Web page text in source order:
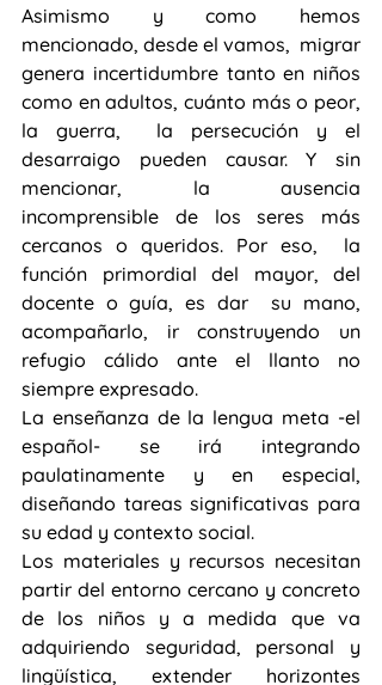
Asimismo y como hemos
mencionado, desde el vamos,  migrar
genera incertidumbre tanto en niños
como en adultos, cuánto más o peor,
la guerra,  la persecución y el
desarraigo pueden causar. Y sin
mencionar, la ausencia
incomprensible de los seres más
cercanos o queridos. Por eso,  la
función primordial del mayor, del
docente o guía, es dar  su mano,
acompañarlo, ir construyendo un
refugio cálido ante el llanto no
siempre expresado.
La enseñanza de la lengua meta -el
español- se irá integrando
paulatinamente y en especial,
diseñando tareas significativas para
su edad y contexto social.
Los materiales y recursos necesitan
partir del entorno cercano y concreto
de los niños y a medida que va
adquiriendo seguridad, personal y
lingüística, extender horizontes